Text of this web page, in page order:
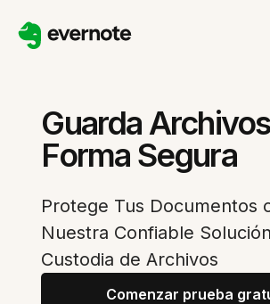
Guarda
Forma Segura
Protege Tus Documentos
Nuestra Confiable
Custodia de Archivos
Comenzar prueba